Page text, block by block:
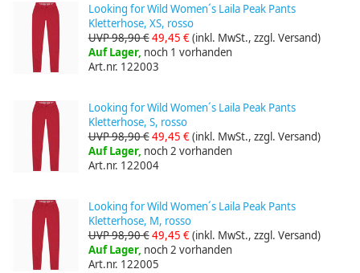
Looking for Wild Women´s Laila Peak Pants
Kletterhose, XS, rosso
UVP 98,90 €49,45 €(inkl. MwSt., zzgl. Versand)
Auf Lager, noch 1 vorhanden
Art.nr. 122003
Looking for Wild Women´s Laila Peak Pants
Kletterhose, S, rosso
UVP 98,90 €49,45 €(inkl. MwSt., zzgl. Versand)
Auf Lager, noch 2 vorhanden
Art.nr. 122004
Looking for Wild Women´s Laila Peak Pants
Kletterhose, M, rosso
UVP 98,90 €49,45 €(inkl. MwSt., zzgl. Versand)
Auf Lager, noch 2 vorhanden
Art.nr. 122005